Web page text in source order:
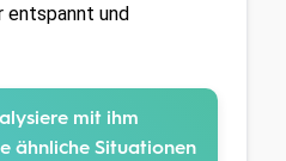
entspannt und
mit ihm
ähnliche Situationen